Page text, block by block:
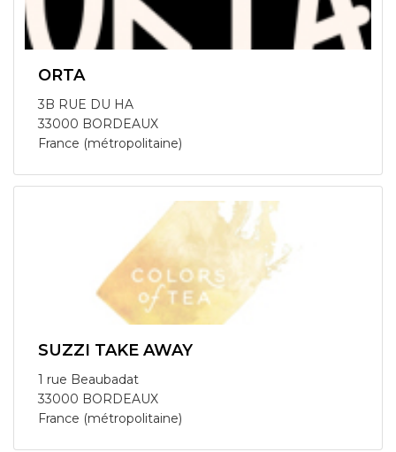
ORTA
3B RUE DU HA
33000 BORDEAUX
France (métropolitaine)
SUZZI TAKE AWAY
1 rue Beaubadat
33000 BORDEAUX
France (métropolitaine)